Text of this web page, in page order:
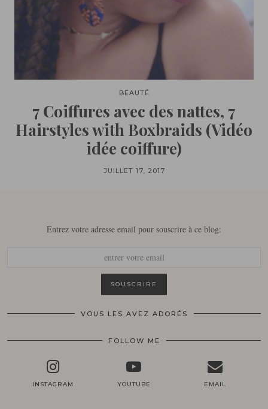
BEAUTÉ
7 Coiffures avec des nattes, 7
Hairstyles with Boxbraids (Vidéo
idée coiffure)
JUILLET 17, 2017
Entrez votre adresse email pour souscrire à ce blog:
VOUS LES AVEZ ADORÉS
FOLLOW ME
INSTAGRAM YOUTUBE EMAIL